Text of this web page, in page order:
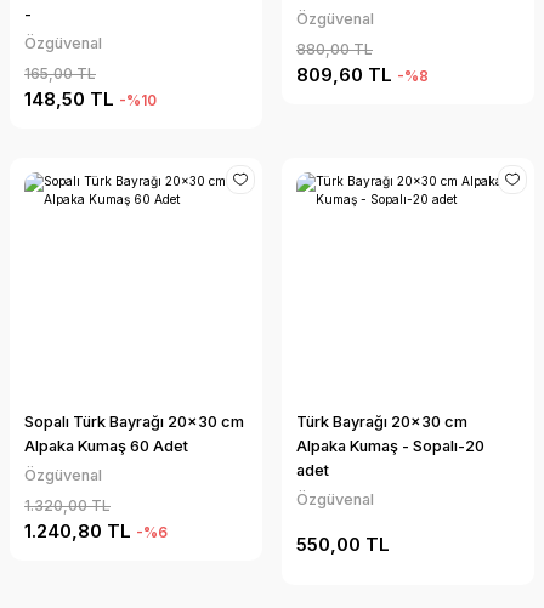
-
Özgüvenal
165,00 TL
148,50 TL -%10
Özgüvenal
880,00 TL
809,60 TL -%8
Sopalı Türk Bayrağı 20x30 cm
Alpaka Kumaş 60 Adet
Özgüvenal
1.320,00 TL
1.240,80 TL -%6
Türk Bayrağı 20x30 cm
Alpaka Kumaş - Sopalı-20
adet
Özgüvenal
550,00 TL